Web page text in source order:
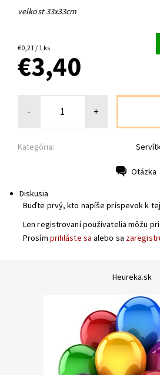
velkost 33x33cm
€0,21 / 1 ks
€3,40
- +
Kategória:
Otázka
Diskusia
Buďte prvý, kto napíše príspevok k
Len registrovaní používatelia môžu
Prosím prihláste sa alebo sa
Heureka.sk